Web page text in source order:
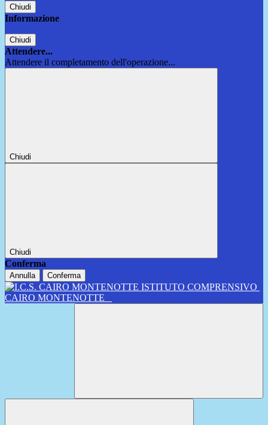
Chiudi
Informazione
Chiudi
Attendere...
Attendere il completamento dell'operazione...
Chiudi
Chiudi
Conferma
Annulla Conferma
ISTITUTO COMPRENSIVO
CAIRO MONTENOTTE